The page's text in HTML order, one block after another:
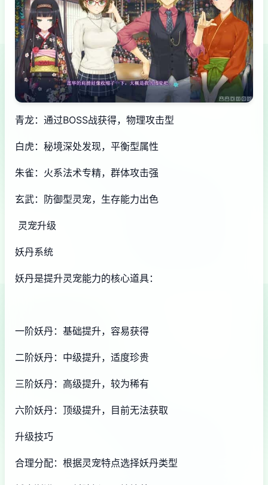
青龙：通过BOSS战获得，物理攻击型
白虎：秘境深处发现，平衡型属性
朱雀：火系法术专精，群体攻击强
玄武：防御型灵宠，生存能力出色
灵宠升级
妖丹系统
妖丹是提升灵宠能力的核心道具：
一阶妖丹：基础提升，容易获得
二阶妖丹：中级提升，适度珍贵
三阶妖丹：高级提升，较为稀有
六阶妖丹：顶级提升，目前无法获取
升级技巧
合理分配：根据灵宠特点选择妖丹类型